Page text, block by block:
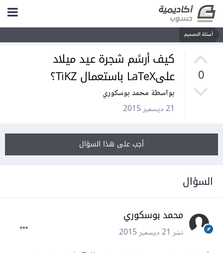
أسئلة التصميم
0
كيف أرسًم شجرة عيد ميلاد
علىLaTeX باستعمال TiKZ؟
بواسطة محمد بوسكوري
21 ديسمبر 2015
أجب على هذا السؤال
السؤال
محمد بوسكوري
نشر21 ديسمبر 2015